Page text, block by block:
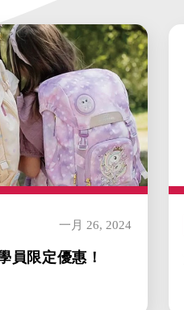
一月 26, 2024
員限定優惠！